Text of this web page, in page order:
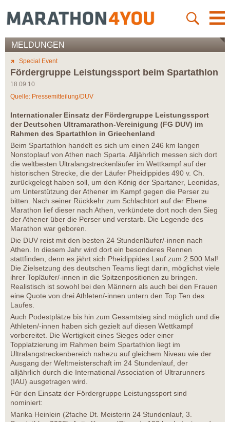
MELDUNGEN
Special Event
Fördergruppe Leistungssport beim Spartathlon
18.09.10
Quelle: Pressemitteilung/DUV
Internationaler Einsatz der Fördergruppe Leistungssport
der Deutschen Ultramarathon-Vereinigung (FG DUV) im
Rahmen des Spartathlon in Griechenland
Beim Spartathlon handelt es sich um einen 246 km langen
Nonstoplauf von Athen nach Sparta. Alljährlich messen sich dort
die weltbesten Ultralangstreckenläufer im Wettkampf auf der
historischen Strecke, die der Läufer Pheidippides 490 v. Ch.
zurückgelegt haben soll, um den König der Spartaner, Leonidas,
um Unterstützung der Athener im Kampf gegen die Perser zu
bitten. Nach seiner Rückkehr zum Schlachtort auf der Ebene
Marathon lief dieser nach Athen, verkündete dort noch den Sieg
der Athener über die Perser und verstarb. Die Legende des
Marathon war geboren.
Die DUV reist mit den besten 24 Stundenläufer/-innen nach
Athen. In diesem Jahr wird dort ein besonderes Rennen
stattfinden, denn es jährt sich Pheidippides Lauf zum 2.500 Mal!
Die Zielsetzung des deutschen Teams liegt darin, möglichst viele
ihrer Topläufer/-innen in die Spitzenpositionen zu bringen.
Realistisch ist sowohl bei den Männern als auch bei den Frauen
eine Quote von drei Athleten/-innen untern den Top Ten des
Laufes.
Auch Podestplätze bis hin zum Gesamtsieg sind möglich und die
Athleten/-innen haben sich gezielt auf diesen Wettkampf
vorbereitet. Die Wertigkeit eines Sieges oder einer
Topplatzierung im Rahmen beim Spartathlon liegt im
Ultralangstreckenbereich nahezu auf gleichem Niveau wie der
Ausgang der Weltmeisterschaft im 24 Stundenlauf, der
alljährlich durch die International Association of Ultrarunners
(IAU) ausgetragen wird.
Für den Einsatz der Fördergruppe Leistungssport sind
nominiert:
Marika Heinlein (2fache Dt. Meisterin 24 Stundenlauf, 3.